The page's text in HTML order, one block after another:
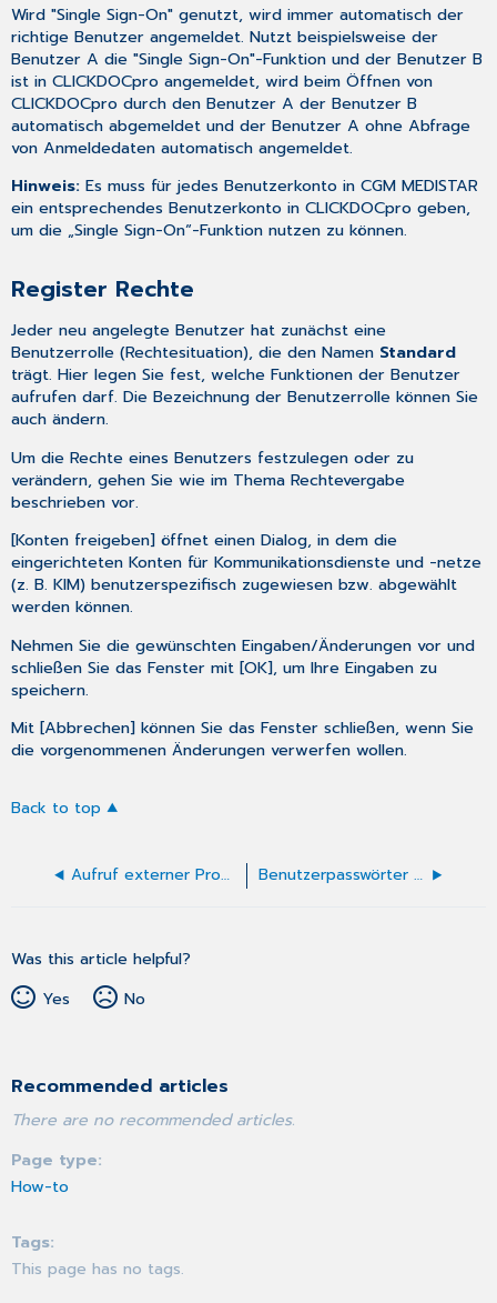
Wird "Single Sign-On" genutzt, wird immer automatisch der
richtige Benutzer angemeldet. Nutzt beispielsweise der
Benutzer A die "Single Sign-On"-Funktion und der Benutzer B
ist in CLICKDOCpro angemeldet, wird beim Öffnen von
CLICKDOCpro durch den Benutzer A der Benutzer B
automatisch abgemeldet und der Benutzer A ohne Abfrage
von Anmeldedaten automatisch angemeldet.
Hinweis:Es muss für jedes Benutzerkonto in CGM MEDISTAR
ein entsprechendes Benutzerkonto in CLICKDOCpro geben,
um die „Single Sign-On“-Funktion nutzen zu können.
Register Rechte
Jeder neu angelegte Benutzer hat zunächst eine
Benutzerrolle (Rechtesituation), die den Namen Standard
trägt. Hier legen Sie fest, welche Funktionen der Benutzer
aufrufen darf. Die Bezeichnung der Benutzerrolle können Sie
auch ändern.
Um die Rechte eines Benutzers festzulegen oder zu
verändern, gehen Sie wie im ThemaRechtevergabe
beschrieben vor.
[Konten freigeben] öffnet einen Dialog, in dem die
eingerichtetenKonten für Kommunikationsdienste und -netze
(z. B. KIM) benutzerspezifisch zugewiesen bzw. abgewählt
werden können.
Nehmen Sie die gewünschten Eingaben/Änderungen vor und
schließen Sie das Fenster mit [OK], um Ihre Eingaben zu
speichern.
Mit [Abbrechen] können Sie das Fenster schließen, wenn Sie
die vorgenommenen Änderungen verwerfen wollen.
Back to top
Aufruf externer Programme Benutzerpasswörter ändern
Was this article helpful?
Yes
No
Recommended articles
There are no recommended articles.
Page type
How-to
Tags
This page has no tags.